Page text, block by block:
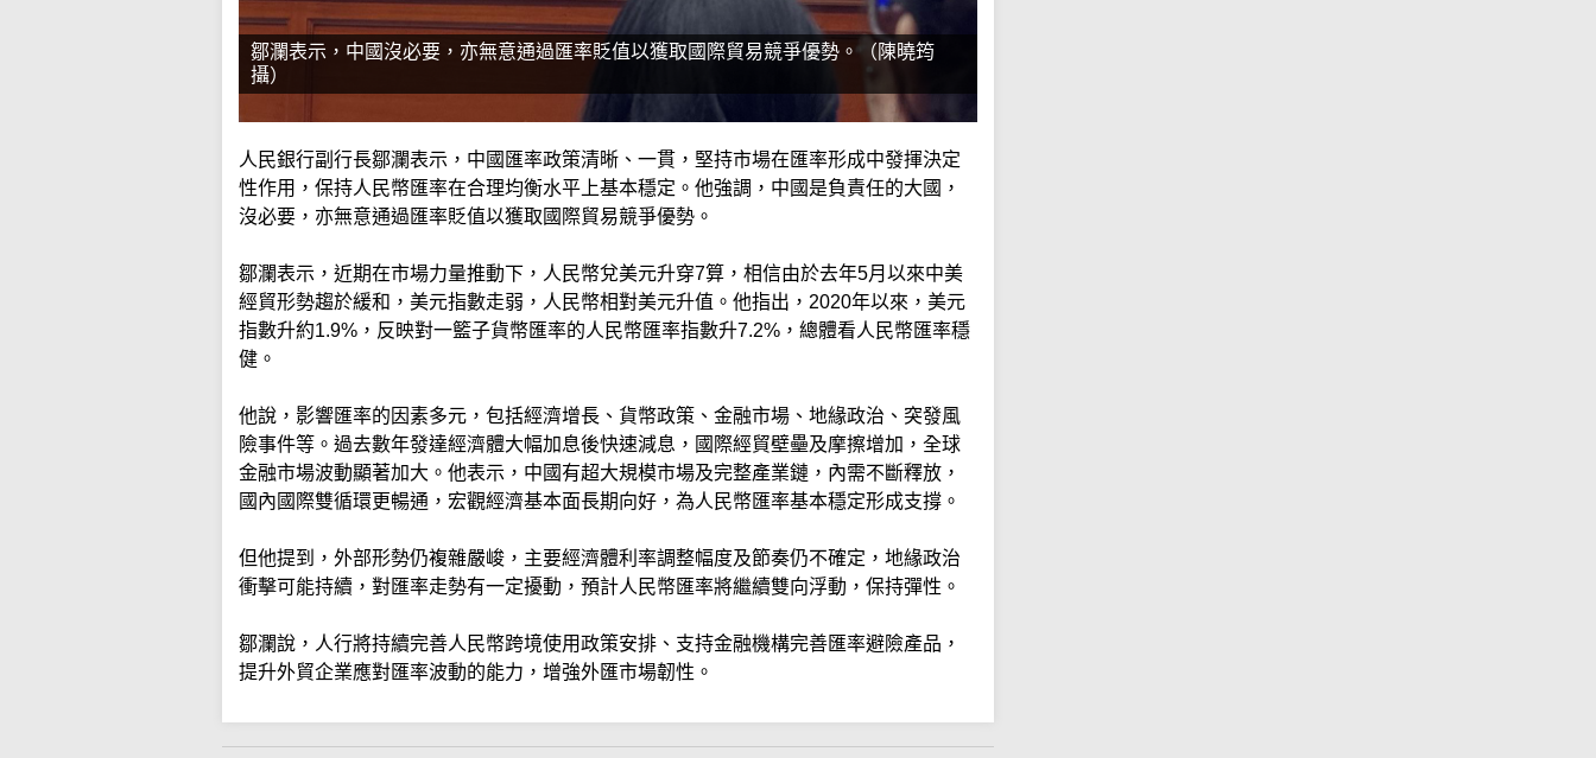
鄒瀾表示，中國沒必要，亦無意通過匯率貶值以獲取國際貿易競爭優勢。（陳曉筠
攝）
人民銀行副行長鄒瀾表示，中國匯率政策清晰、一貫，堅持市場在匯率形成中發揮決定
性作用，保持人民幣匯率在合理均衡水平上基本穩定。他強調，中國是負責任的大國，
沒必要，亦無意通過匯率貶值以獲取國際貿易競爭優勢。
鄒瀾表示，近期在市場力量推動下，人民幣兌美元升穿7算，相信由於去年5月以來中美
經貿形勢趨於緩和，美元指數走弱，人民幣相對美元升值。他指出，2020年以來，美元
指數升約1.9%，反映對一籃子貨幣匯率的人民幣匯率指數升7.2%，總體看人民幣匯率穩
健。
他說，影響匯率的因素多元，包括經濟增長、貨幣政策、金融市場、地緣政治、突發風
險事件等。過去數年發達經濟體大幅加息後快速減息，國際經貿壁壘及摩擦增加，全球
金融市場波動顯著加大。他表示，中國有超大規模市場及完整產業鏈，內需不斷釋放，
國內國際雙循環更暢通，宏觀經濟基本面長期向好，為人民幣匯率基本穩定形成支撐。
但他提到，外部形勢仍複雜嚴峻，主要經濟體利率調整幅度及節奏仍不確定，地緣政治
衝擊可能持續，對匯率走勢有一定擾動，預計人民幣匯率將繼續雙向浮動，保持彈性。
鄒瀾說，人行將持續完善人民幣跨境使用政策安排、支持金融機構完善匯率避險產品，
提升外貿企業應對匯率波動的能力，增強外匯市場韌性。